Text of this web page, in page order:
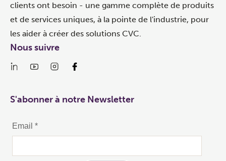
clients ont besoin - une gamme complète de produits
et de services uniques, à la pointe de l'industrie, pour
les aider à créer des solutions CVC.
Nous suivre
S'abonner à notre Newsletter